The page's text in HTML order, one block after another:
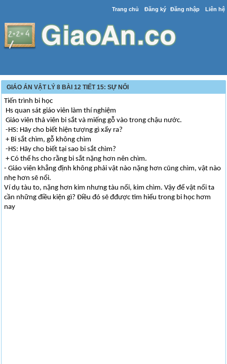
Trang chủ Đăng ký Đăng nhập Liên hệ
GIÁO ÁN VẬT LÝ 8 BÀI 12 TIẾT 15: SỰ NỔI
Tiến trình bi học
Hs quan sát giáo viên làm thí nghiệm
Giáo viên thả viên bi sắt và miếng gỗ vào trong chậu nước.
-HS: Hãy cho biết hiện tượng gì xẩy ra?
+ Bi sắt chìm, gỗ không chìm
-HS: Hãy cho biết tại sao bi sắt chìm?
+ Có thể hs cho rằng bi sắt nặng hơn nên chìm.
- Giáo viên khẳng định không phải vật nào nặng hơn cũng chìm, vật nào
nhẹ hơn sẽ nổi.
Ví dụ tàu to, nặng hơn kim nhưng tàu nổi, kim chìm. Vậy để vật nổi ta
cần những điều kiện gì? Điều đó sẽ đđược tìm hiểu trong bi học hơm
nay